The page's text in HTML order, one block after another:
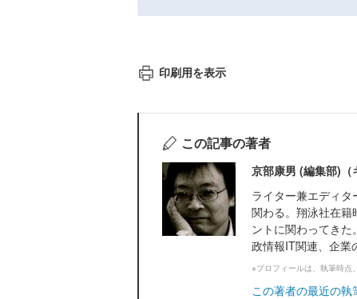
印刷用を表示
この記事の著者
京部康男 (編集部)（
ライター兼エディ
関わる。翔泳社在
ントに関わってき
政情報IT関連、企業
※プロフィールは、執筆時点
この著者の最近の執